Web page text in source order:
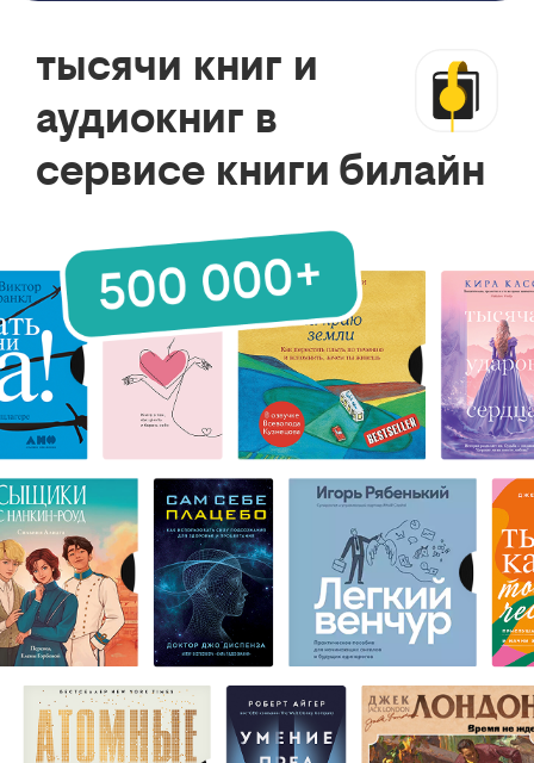
тысячи книг и
аудиокниг в
сервисе книги билайн